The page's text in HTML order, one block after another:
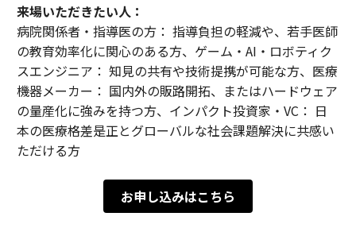
来場いただきたい人：
病院関係者・指導医の方： 指導負担の軽減や、若手医師
の教育効率化に関心のある方、ゲーム・AI・ロボティク
スエンジニア： 知見の共有や技術提携が可能な方、医療
機器メーカー： 国内外の販路開拓、またはハードウェア
の量産化に強みを持つ方、インパクト投資家・VC： 日
本の医療格差是正とグローバルな社会課題解決に共感い
ただける方
お申し込みはこちら